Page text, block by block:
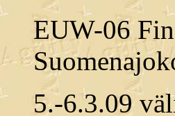
EUW-06
5.-6.3.09